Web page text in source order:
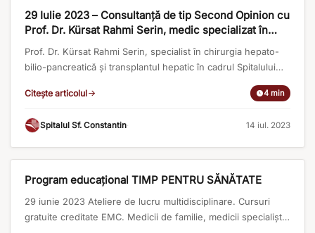
29 Iulie 2023 – Consultanță de tip Second Opinion cu
Prof. Dr. Kürsat Rahmi Serin, medic specializat în
chirurgia hepato-bilio-pancreatică și transplantul
Prof. Dr. Kürsat Rahmi Serin, specialist în chirurgia hepato-
bilio-pancreatică și transplantul hepatic în cadrul Spitalului
Istanbul Florence Nightingale din Turcia, vine în România pe
29 iulie pentru a discuta față în față cu pacienții români care
pentru a le oferi o a doua opinie medicală. Consultațiile D-
nului Prof. Dr. [...]
Citește articolul 4 min
Spitalul Sf. Constantin· 14 iul. 2023
Program educațional TIMP PENTRU SĂNĂTATE
29 iunie 2023 Ateliere de lucru multidisciplinare. Cursuri
gratuite creditate EMC. Medicii de familie, medicii specialiști,